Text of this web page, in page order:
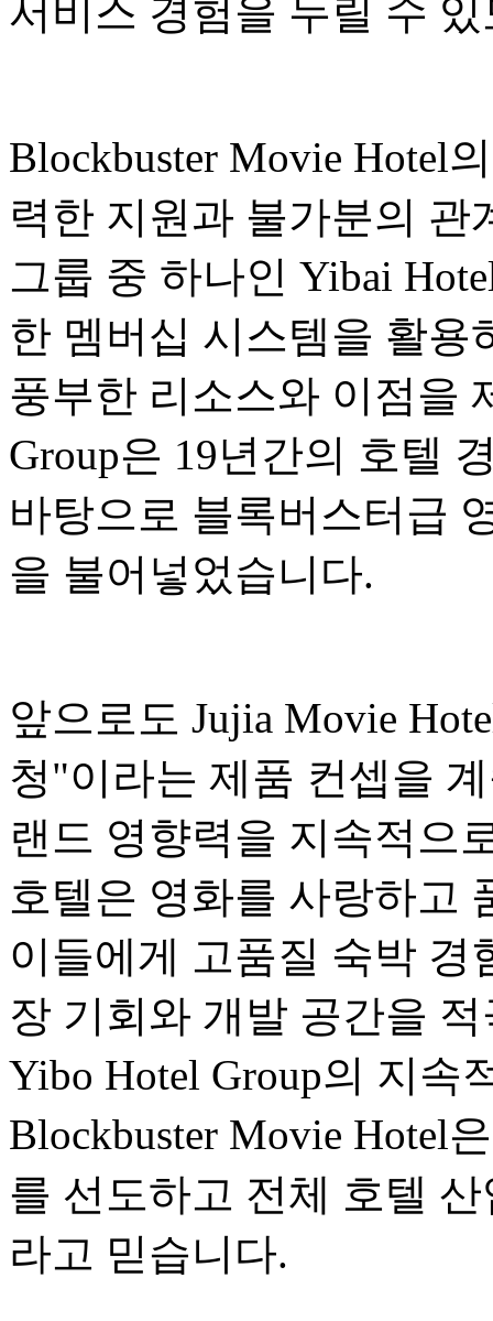
서비스 경험을 누릴 수
Blockbuster Movie Hotel
력한 지원과 불가분의 관
그룹 중 하나인 Yibai
한 멤버십 시스템을 활용
풍부한 리소스와 이점을
Group은 19년간의 호텔
바탕으로 블록버스터급
을 불어넣었습니다.
앞으로도 Jujia Movie
청"이라는 제품 컨셉을
랜드 영향력을 지속적으
호텔은 영화를 사랑하고
이들에게 고품질 숙박 경
장 기회와 개발 공간을
Yibo Hotel Group의 지속
Blockbuster Movie Hotel
를 선도하고 전체 호텔
라고 믿습니다.